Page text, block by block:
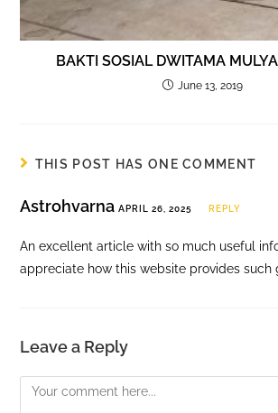
BAKTI SOSIAL DWITAMA
June 13, 2019
THIS POST HAS ONE COMMENT
Astrohvarna APRIL 26, 2025 REPLY
An excellent article with so much useful
appreciate how this website provides such
Leave a Reply
Comment